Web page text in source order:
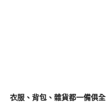
衣服、背包、雜貨都一備俱全